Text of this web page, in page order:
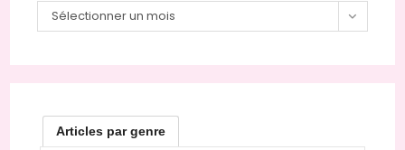
Archives
Sélectionner un mois
Articles par genre